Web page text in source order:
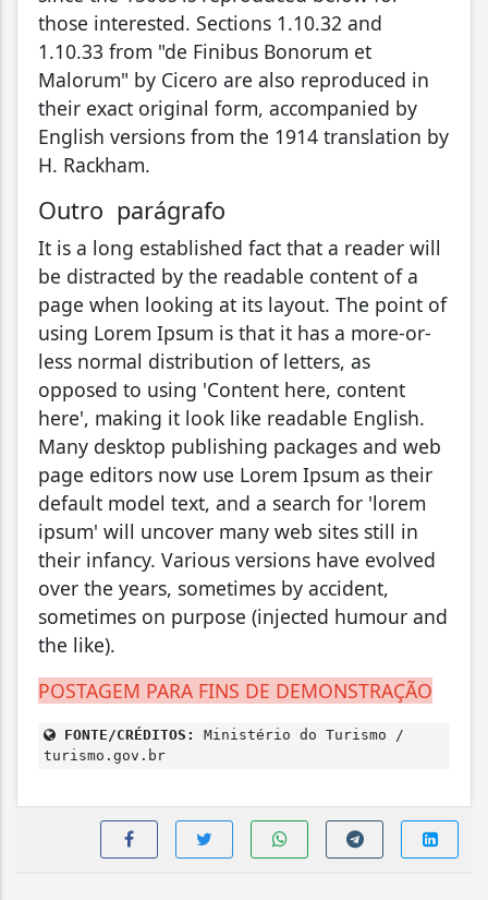
those interested. Sections 1.10.32 and
1.10.33 from "de Finibus Bonorum et
Malorum" by Cicero are also reproduced in
their exact original form, accompanied by
English versions from the 1914 translation by
H. Rackham.
Outro parágrafo
It is a long established fact that a reader will
be distracted by the readable content of a
page when looking at its layout. The point of
using Lorem Ipsum is that it has a more-or-
less normal distribution of letters, as
opposed to using 'Content here, content
here', making it look like readable English.
Many desktop publishing packages and web
page editors now use Lorem Ipsum as their
default model text, and a search for 'lorem
ipsum' will uncover many web sites still in
their infancy. Various versions have evolved
over the years, sometimes by accident,
sometimes on purpose (injected humour and
the like).
POSTAGEM PARA FINS DE DEMONSTRAÇÃO
FONTE/CRÉDITOS:
Ministério do Turismo /
turismo.gov.br